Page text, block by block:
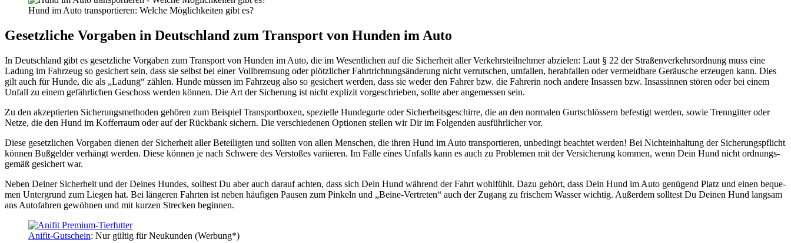
Hund im Auto trans­por­tie­ren: Wel­che Mög­lich­kei­ten gibt es?
Gesetz­li­che Vor­ga­ben in Deutsch­land zum Trans­port von Hun­den im Auto
In Deutsch­land gibt es gesetz­li­che Vor­ga­ben zum Trans­port von Hun­den im Auto, die im Wesent­li­chen auf die Sicher­heit aller Ver­kehrs­teil­neh­mer abzie­len: Laut § 22 der Stra­ßen­ver­kehrs­ord­nung muss eine
Ladung im Fahr­zeug so gesi­chert sein, dass sie selbst bei einer Voll­brem­sung oder plötz­li­cher Fahrt­rich­tungs­än­de­rung nicht ver­rut­schen, umfal­len, her­ab­fal­len oder ver­meid­ba­re Geräu­sche erzeu­gen kann. Dies
gilt auch für Hun­de, die als „Ladung“ zäh­len. Hun­de müs­sen im Fahr­zeug also so gesi­chert wer­den, dass sie weder den Fah­rer bzw. die Fah­re­rin noch ande­re Insas­sen bzw. Insas­sin­nen stö­ren oder bei einem
Unfall zu einem gefähr­li­chen Geschoss wer­den kön­nen. Die Art der Siche­rung ist nicht expli­zit vor­ge­schrie­ben, soll­te aber ange­mes­sen sein.
Zu den akzep­tier­ten Siche­rungs­me­tho­den gehö­ren zum Bei­spiel Trans­port­bo­xen, spe­zi­el­le Hun­de­gur­te oder Sicher­heits­ge­schir­re, die an den nor­ma­len Gurt­schlös­sern befes­tigt wer­den, sowie Trenn­git­ter oder
Net­ze, die den Hund im Kof­fer­raum oder auf der Rück­bank sichern. Die ver­schie­de­nen Optio­nen stel­len wir Dir im Fol­gen­den aus­führ­li­cher vor.
Die­se gesetz­li­chen Vor­ga­ben die­nen der Sicher­heit aller Betei­lig­ten und soll­ten von allen Men­schen, die ihren Hund im Auto trans­por­tie­ren, unbe­dingt beach­tet wer­den! Bei Nicht­ein­hal­tung der Siche­rungs­pflicht
kön­nen Buß­gel­der ver­hängt wer­den. Die­se kön­nen je nach Schwe­re des Ver­sto­ßes vari­ie­ren. Im Fal­le eines Unfalls kann es auch zu Pro­ble­men mit der Ver­si­che­rung kom­men, wenn Dein Hund nicht ord­nungs­
ge­mäß gesi­chert war.
Neben Dei­ner Sicher­heit und der Dei­nes Hun­des, soll­test Du aber auch dar­auf ach­ten, dass sich Dein Hund wäh­rend der Fahrt wohl­fühlt. Dazu gehört, dass Dein Hund im Auto genü­gend Platz und einen beque­
men Unter­grund zum Lie­gen hat. Bei län­ge­ren Fahr­ten ist neben häu­fi­gen Pau­sen zum Pin­keln und „Bei­ne-Ver­tre­ten“ auch der Zugang zu fri­schem Was­ser wich­tig. Außer­dem soll­test Du Dei­nen Hund lang­sam
ans Auto­fah­ren gewöh­nen und mit kur­zen Stre­cken begin­nen.
Ani­fit-Gut­schein: Nur gül­tig für Neu­kun­den (Wer­bung*)